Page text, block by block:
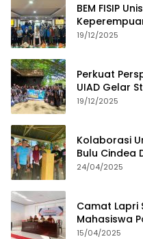
BEM FISIP
dan Budaya
19/12/2025
Perkuat
UIAD Gelar
19/12/2025
Kolaborasi
Bulu Cindea
24/04/2025
Camat Lapri
Mahasiswa
15/04/2025